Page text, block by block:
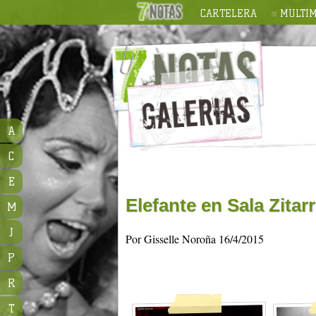
CARTELERA
Elefante en Sala
Por Gisselle Noroña 16/4/2015
A
C
E
M
J
P
R
T